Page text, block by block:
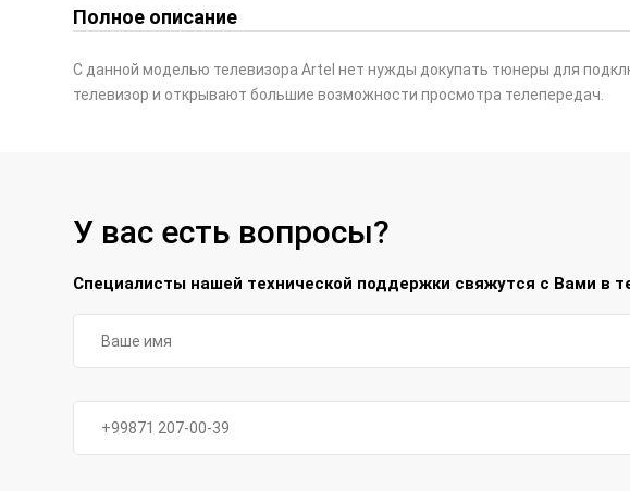
Полное описание
С данной моделью телевизора Artel нет нужды докупать тюнеры для
телевизор и открывают большие возможности просмотра телепередач.
У вас есть вопросы?
Специалисты нашей технической поддержки свяжутся с Вами в